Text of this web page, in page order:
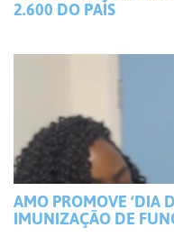
2.600 DO PAÍS
AMO PROMOVE ‘DIA
IMUNIZAÇÃO DE